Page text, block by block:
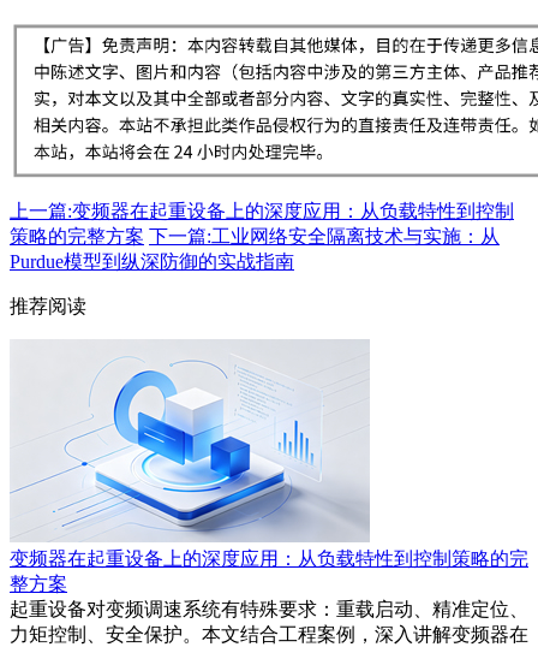
上一篇:变频器在起重设备上的深度应用：从负载特性到控制
策略的完整方案 下一篇:工业网络安全隔离技术与实施：从
Purdue模型到纵深防御的实战指南
推荐阅读
变频器在起重设备上的深度应用：从负载特性到控制策略的完
整方案
起重设备对变频调速系统有特殊要求：重载启动、精准定位、
力矩控制、安全保护。本文结合工程案例，深入讲解变频器在